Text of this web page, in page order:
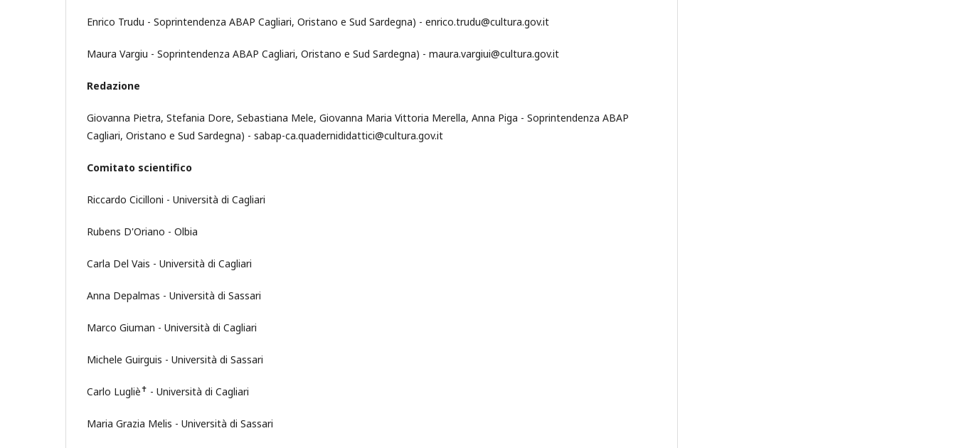
Enrico Trudu - Soprintendenza ABAP Cagliari, Oristano e Sud Sardegna) - enrico.trudu@cultura.gov.it
Maura Vargiu - Soprintendenza ABAP Cagliari, Oristano e Sud Sardegna) - maura.vargiui@cultura.gov.it
Redazione
Giovanna Pietra, Stefania Dore, Sebastiana Mele, Giovanna Maria Vittoria Merella, Anna Piga - Soprintendenza ABAP
Cagliari, Oristano e Sud Sardegna) - sabap-ca.quadernididattici@cultura.gov.it
Comitato scientifico
Riccardo Cicilloni - Università di Cagliari
Rubens D'Oriano - Olbia
Carla Del Vais - Università di Cagliari
Anna Depalmas - Università di Sassari
Marco Giuman - Università di Cagliari
Michele Guirguis - Università di Sassari
Carlo Lugliè✝︎ - Università di Cagliari
Maria Grazia Melis - Università di Sassari